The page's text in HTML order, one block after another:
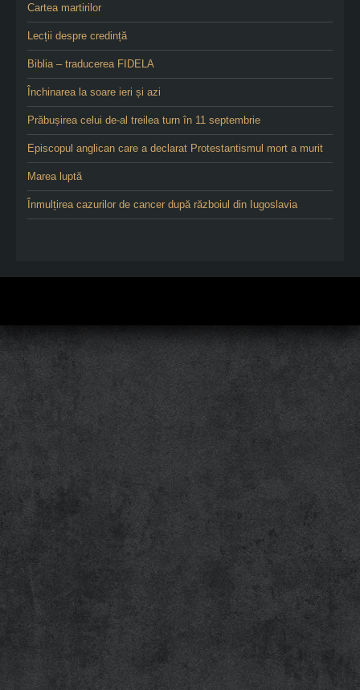
Cartea martirilor
Lecții despre credință
Biblia – traducerea FIDELA
Închinarea la soare ieri și azi
Prăbușirea celui de-al treilea turn în 11 septembrie
Episcopul anglican care a declarat Protestantismul mort a murit
Marea luptă
Înmulțirea cazurilor de cancer după războiul din Iugoslavia